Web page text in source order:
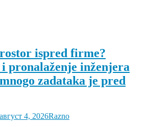
ispred firme?
pronalaženje inženjera
zadataka je pred
август 4, 2026Razno